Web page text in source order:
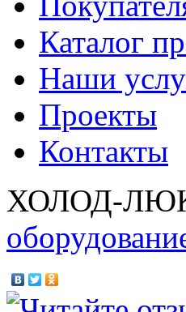
Каталог
Наши
Проекты
Контакты
ХОЛОД-